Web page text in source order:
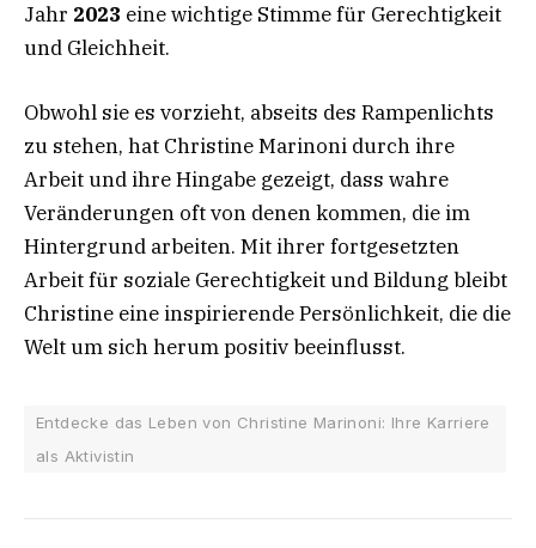
Jahr 2023 eine wichtige Stimme für Gerechtigkeit
und Gleichheit.
Obwohl sie es vorzieht, abseits des Rampenlichts
zu stehen, hat Christine Marinoni durch ihre
Arbeit und ihre Hingabe gezeigt, dass wahre
Veränderungen oft von denen kommen, die im
Hintergrund arbeiten. Mit ihrer fortgesetzten
Arbeit für soziale Gerechtigkeit und Bildung bleibt
Christine eine inspirierende Persönlichkeit, die die
Welt um sich herum positiv beeinflusst.
Entdecke das Leben von Christine Marinoni: Ihre Karriere
als Aktivistin